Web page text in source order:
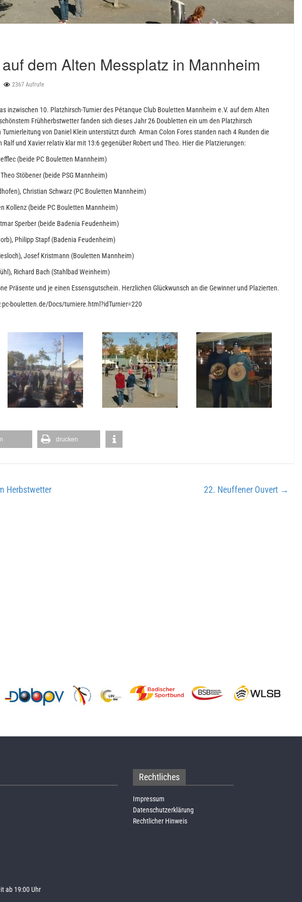
dem Alten Messplatz in Mannheim
2367 Aufrufe
inzwischen 10. Platzhirsch-Turnier des Pétanque Club Bouletten Mannheim e.V. auf dem Alten
Frühherbstwetter fanden sich dieses Jahr 26 Doubletten ein um den Platzhirsch
von Daniel Klein unterstützt durch Arman Colon Fores standen nach 4 Runden die
und Xavier relativ klar mit 13:6 gegenüber Robert und Theo. Hier die Platzierungen:
(beide PC Bouletten Mannheim)
Stöbener (beide PSG Mannheim)
Christian Schwarz (PC Bouletten Mannheim)
(beide PC Bouletten Mannheim)
Sperber (beide Badenia Feudenheim)
Philipp Stapf (Badenia Feudenheim)
Josef Kristmann (Bouletten Mannheim)
Richard Bach (Stahlbad Weinheim)
Präsente und je einen Essensgutschein. Herzlichen Glückwunsch an die Gewinner und Plazierten.
bouletten.de/Docs/turniere.html?idTurnier=220
drucken
Herbstwetter 22. Neuffener Ouvert →
ab 19:00 Uhr
Rechtliches
Impressum
Datenschutzerklärung
Rechtlicher Hinweis